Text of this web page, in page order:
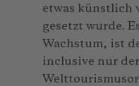
etwas künstlich
gesetzt wurde.
Wachstum, ist
inclusive nur der